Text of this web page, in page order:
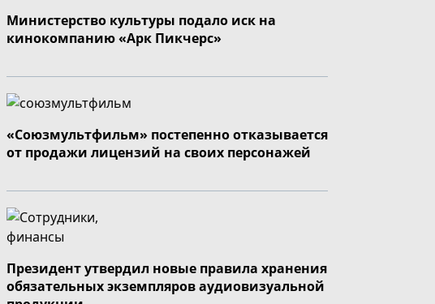
Министерство культуры подало иск на
кинокомпанию «Арк Пикчерс»
«Союзмультфильм» постепенно отказывается
от продажи лицензий на своих персонажей
Президент утвердил новые правила хранения
обязательных экземпляров аудиовизуальной